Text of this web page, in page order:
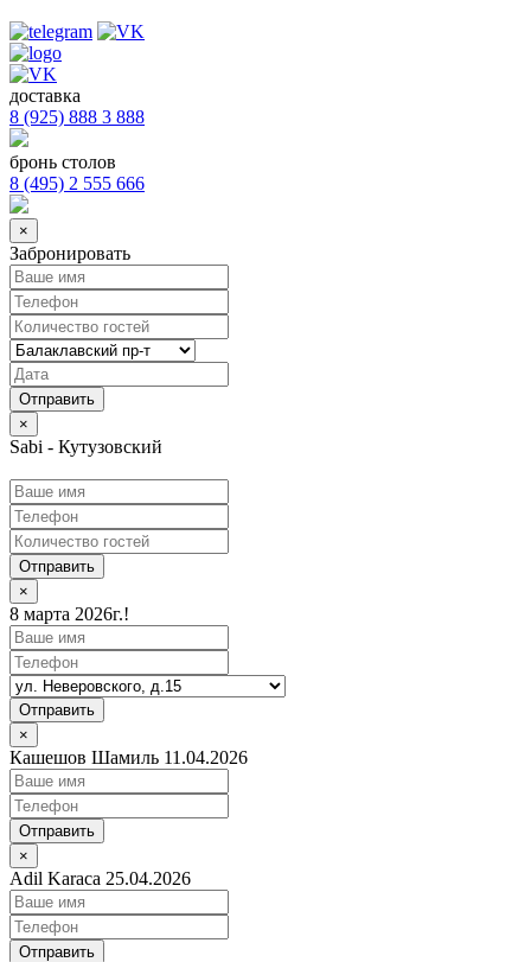
доставка
8 (925) 888 3 888
бронь столов
8 (495) 2 555 666
×
Забронировать
×
Sabi - Кутузовский
Отправить
×
8 марта 2026г.!
Отправить
×
Кашешов Шамиль 11.04.2026
Отправить
×
Adil Karaca 25.04.2026
Отправить